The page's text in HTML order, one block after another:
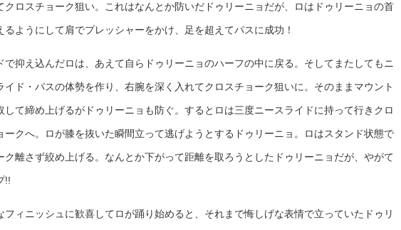
クロスチョーク狙い。これはなんとか防いだドゥリーニョだが、ロはドゥリーニョの首
るようにして肩でプレッシャーをかけ、足を超えてパスに成功！
で抑え込んだロは、あえて自らドゥリーニョのハーフの中に戻る。そしてまたしてもニ
イド・パスの体勢を作り、右腕を深く入れてクロスチョーク狙いに。そのままマウント
して締め上げるがドゥリーニョも防ぐ。するとロは三度ニースライドに持って行きクロ
ークへ。ロが膝を抜いた瞬間立って逃げようとするドゥリーニョ。ロはスタンド状態で
ク離さず絞め上げる。なんとか下がって距離を取ろうとしたドゥリーニョだが、やがて
!!
フィニッシュに歓喜してロが踊り始めると、それまで悔しげな表情で立っていたドゥリ